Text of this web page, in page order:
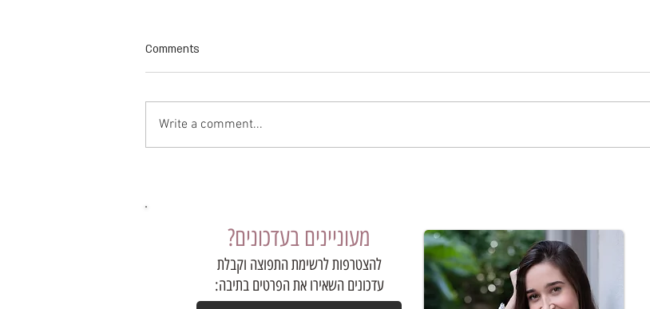
שאלות ותשובות - חלק א
Comments
Write a comment...
מעוניינים בעדכונים?
להצטרפות לרשימת התפוצה וקבלת
עדכונים השאירו את הפרטים בתיבה: